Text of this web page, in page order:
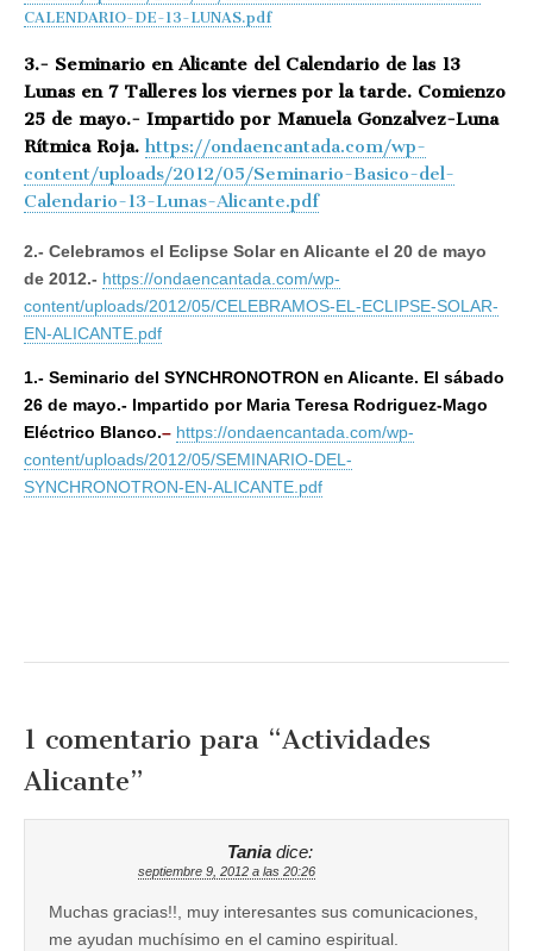
CALENDARIO-DE-13-LUNAS.pdf
3.- Seminario en Alicante del Calendario de las 13
Lunas en 7 Talleres los viernes por la tarde. Comienzo
25 de mayo.- Impartido por Manuela Gonzalvez-Luna
Rítmica Roja. https://ondaencantada.com/wp-
content/uploads/2012/05/Seminario-Basico-del-
Calendario-13-Lunas-Alicante.pdf
2.- Celebramos el Eclipse Solar en Alicante el 20 de mayo
de 2012.- https://ondaencantada.com/wp-
content/uploads/2012/05/CELEBRAMOS-EL-ECLIPSE-SOLAR-
EN-ALICANTE.pdf
1.- Seminario del SYNCHRONOTRON en Alicante. El sábado
26 de mayo.- Impartido por Maria Teresa Rodriguez-Mago
Eléctrico Blanco.– https://ondaencantada.com/wp-
content/uploads/2012/05/SEMINARIO-DEL-
SYNCHRONOTRON-EN-ALICANTE.pdf
1 comentario para “Actividades
Alicante”
Tania dice:
septiembre 9, 2012 a las 20:26
Muchas gracias!!, muy interesantes sus comunicaciones,
me ayudan muchísimo en el camino espiritual.